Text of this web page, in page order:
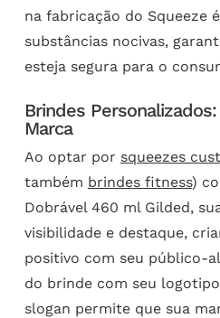
na fabricação do Squeeze
substâncias nocivas,
esteja segura para o
Brindes
Marca
Ao optar por squeezes
também brindes fitness)
Dobrável 460 ml Gilded,
visibilidade e destaque,
positivo com seu público-
do brinde com seu
slogan permite que sua